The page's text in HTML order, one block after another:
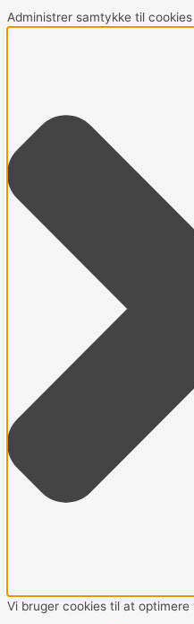
Administrer samtykke til cookies
Vi bruger cookies til at